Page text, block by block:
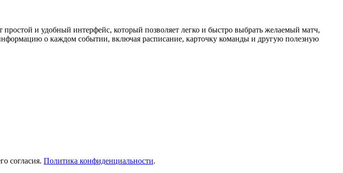
и удобный интерфейс, который позволяет легко и быстро выбрать желаемый матч,
о каждом событии, включая расписание, карточку команды и другую полезную
согласия. Политика конфиденциальности.